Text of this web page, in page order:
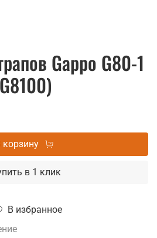
Gappo G80-1
В избранное
корзину
в 1 клик